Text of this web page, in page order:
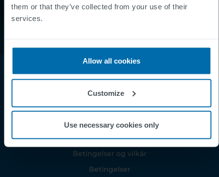
them or that they’ve collected from your use of their
services.
Allow all cookies
Customize
Use necessary cookies only
Footer
Betingelser og vilkår
Betingelser